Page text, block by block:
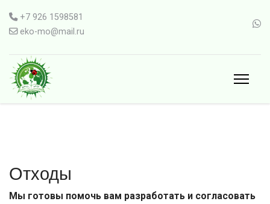
+7 926 1598581
eko-mo@mail.ru
Отходы
Мы готовы помочь вам разработать и согласовать